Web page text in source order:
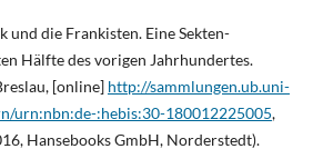
und die Frankisten. Eine Sekten-
Hälfte des vorigen Jahrhundertes.
[online] http://sammlungen.ub.uni-
urn:nbn:de-:hebis:30-180012225005,
Hansebooks GmbH, Norderstedt).